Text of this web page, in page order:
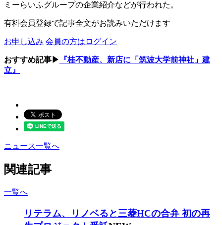
ミーらいふグループの企業紹介などが行われた。
有料会員登録で記事全文がお読みいただけます
お申し込み 会員の方はログイン
おすすめ記事▶
『桂不動産、新店に「筑波大学前神社」建
立』
ニュース一覧へ
関連記事
一覧へ
リテラム、リノベると三菱HCの合弁 初の再